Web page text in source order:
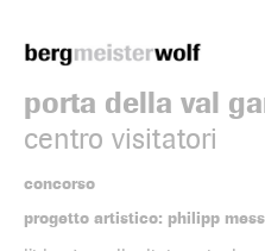
porta della val
centro visitatori
concorso
progetto artistico: philipp